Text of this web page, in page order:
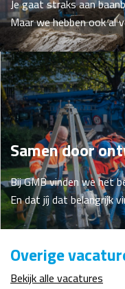
Je gaat straks aan
Maar we hebben ook al
Samen door
Bij GMB vinden we het
En dat jíj dat belangrijk
Overige
Bekijk alle vacatures